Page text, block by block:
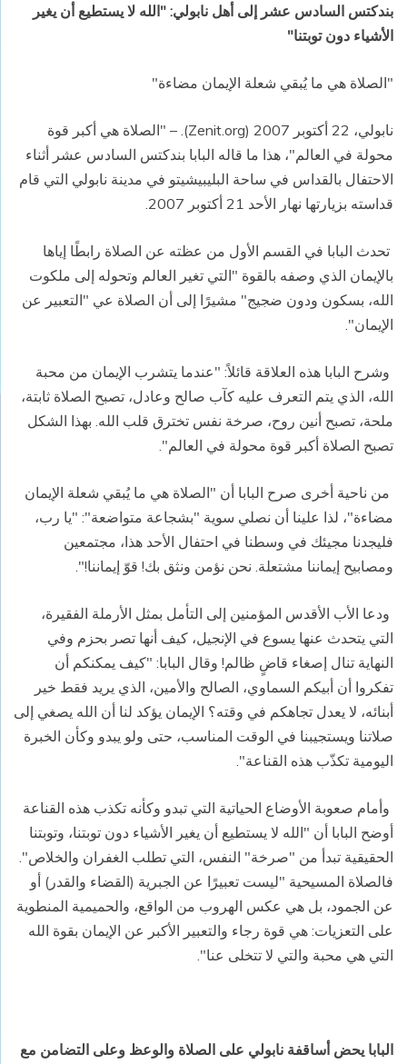
بندكتس السادس عشر إلى أهل نابولي: "الله لا يستطيع أن يغير
الأشياء دون توبتنا"
"الصلاة هي ما يُبقي شعلة الإيمان مضاءة"
نابولي، 22 أكتوبر 2007 (Zenit.org). – "
الصلاة هي أكبر قوة
محولة في العالم"، هذا ما قاله البابا بندكتس السادس عشر أثناء
الاحتفال بالقداس في ساحة البليبيشيتو في مدينة نابولي التي قام
قداسته بزيارتها نهار الأحد 21 أكتوبر 2007
.
تحدث البابا في القسم الأول من عظته عن الصلاة رابطًا إياها
بالإيمان الذي وصفه بالقوة "التي تغير العالم وتحوله إلى ملكوت
الله، بسكون ودون ضجيج" مشيرًا إلى أن الصلاة عي "التعبير عن
الإيمان".
وشرح البابا هذه العلاقة قائلاً: "عندما يتشرب الإيمان من محبة
الله، الذي يتم التعرف عليه كآب صالح وعادل، تصبح الصلاة ثابتة،
ملحة، تصبح أنين روح، صرخة نفس تخترق قلب الله. بهذا الشكل
تصبح الصلاة أكبر قوة محولة في العالم".
من ناحية أخرى صرح البابا أن "الصلاة هي ما يُبقي شعلة الإيمان
مضاءة"، لذا علينا أن نصلي سوية "بشجاعة متواضعة": "يا رب،
فليجدنا مجيئك في وسطنا في احتفال الأحد هذا، مجتمعين
ومصابيح إيماننا مشتعلة. نحن نؤمن ونثق بك! قوّ إيماننا!".
ودعا الأب الأقدس المؤمنين إلى التأمل بمثل الأرملة الفقيرة،
التي يتحدث عنها يسوع في الإنجيل، كيف أنها تصر بحزم وفي
النهاية تنال إصغاء قاضٍ ظالم! وقال البابا: "كيف يمكنكم أن
تفكروا أن أبيكم السماوي، الصالح والأمين، الذي يريد فقط خير
أبنائه، لا يعدل تجاهكم في وقته؟ الإيمان يؤكد لنا أن الله يصغي إلى
صلاتنا ويستجيبنا في الوقت المناسب، حتى ولو يبدو وكأن الخبرة
اليومية تكذّب هذه القناعة".
وأمام صعوبة الأوضاع الحياتية التي تبدو وكأنه تكذب هذه القناعة
أوضح البابا أن "الله لا يستطيع أن يغير الأشياء دون توبتنا، وتوبتنا
الحقيقية تبدأ من "صرخة" النفس، التي تطلب الغفران والخلاص".
فالصلاة المسيحية "ليست تعبيرًا عن الجبرية (القضاء والقدر) أو
عن الجمود، بل هي عكس الهروب من الواقع، والحميمية المنطوية
على التعزيات: هي قوة رجاء والتعبير الأكبر عن الإيمان بقوة الله
التي هي محبة والتي لا تتخلى عنا".
البابا يحض أساقفة نابولي على الصلاة والوعظ وعلى التضامن مع